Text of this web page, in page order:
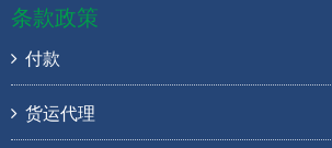
条款政策
付款
货运代理